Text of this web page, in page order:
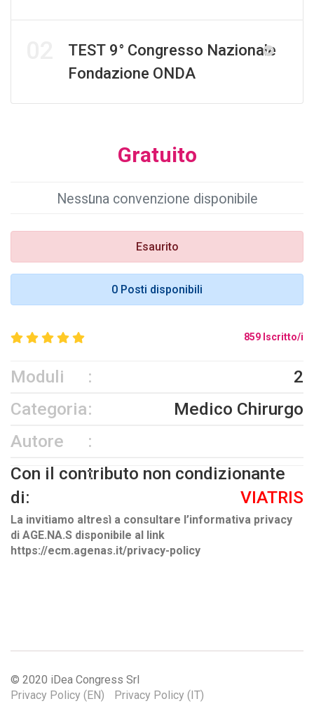
TEST 9° Congresso Nazionale
Fondazione ONDA
Gratuito
Nessuna convenzione disponibile
Esaurito
0 Posti disponibili
859 Iscritto/i
Moduli
2
Categoria
Medico Chirurgo
Autore
Con il contributo non condizionante
di:
VIATRIS
La invitiamo altresì a consultare l’informativa privacy
di AGE.NA.S disponibile al link
https://ecm.agenas.it/privacy-policy
© 2020 iDea Congress Srl
Privacy Policy (EN)
Privacy Policy (IT)